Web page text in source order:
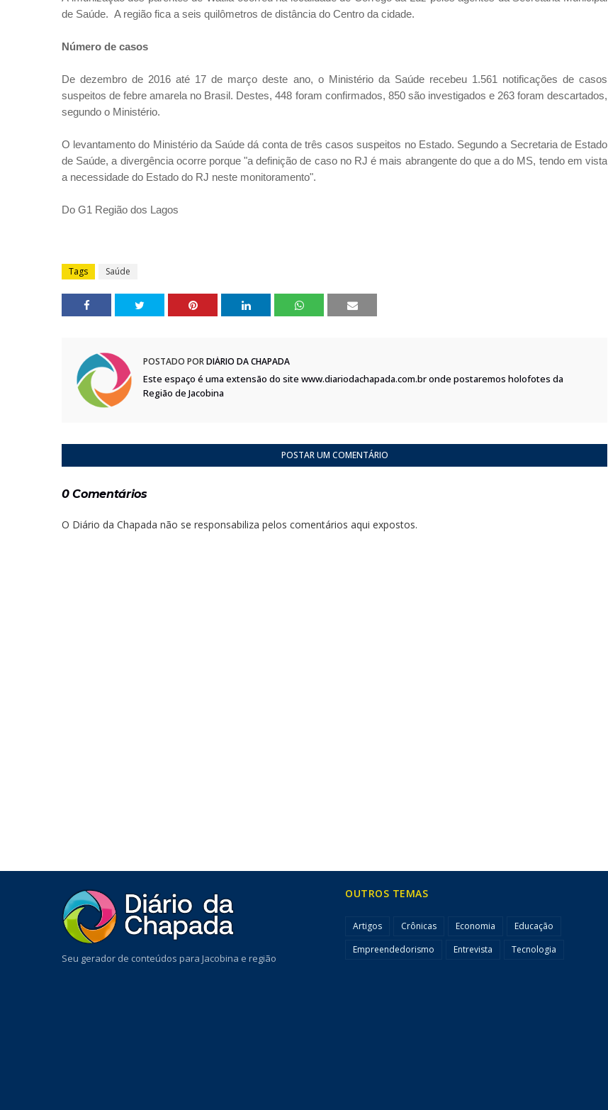
de Saúde. A região fica a seis quilômetros de distância do Centro da cidade.
Número de casos
De dezembro de 2016 até 17 de março deste ano, o Ministério da Saúde recebeu 1.561 notificações de casos
suspeitos de febre amarela no Brasil. Destes, 448 foram confirmados, 850 são investigados e 263 foram descartados,
segundo o Ministério.
O levantamento do Ministério da Saúde dá conta de três casos suspeitos no Estado. Segundo a Secretaria de Estado
de Saúde, a divergência ocorre porque "a definição de caso no RJ é mais abrangente do que a do MS, tendo em vista
a necessidade do Estado do RJ neste monitoramento".
Do G1 Região dos Lagos
Tags Saúde
POSTADO PORDIÁRIO DA CHAPADA
Este espaço é uma extensão do site www.diariodachapada.com.br onde postaremos holofotes da
Região de Jacobina
POSTAR UM COMENTÁRIO
0 Comentários
O Diário da Chapada não se responsabiliza pelos comentários aqui expostos.
Seu gerador de conteúdos para Jacobina e região
OUTROS TEMAS
Artigos Crônicas Economia
Educação
Empreendedorismo
Entrevista Tecnologia